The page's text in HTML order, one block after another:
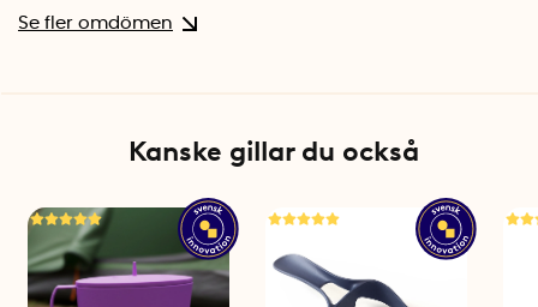
Se fler omdömen
Kanske gillar du också